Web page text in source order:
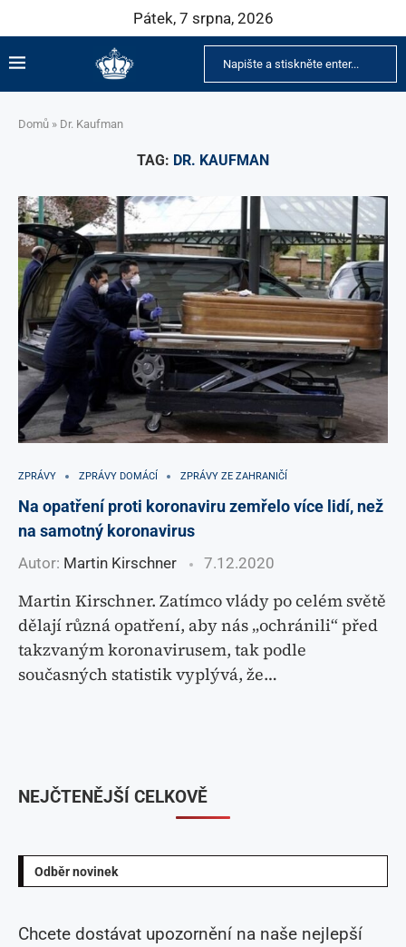
Pátek, 7 srpna, 2026
Domů » Dr. Kaufman
TAG: DR. KAUFMAN
ZPRÁVY ZPRÁVY DOMÁCÍ ZPRÁVY ZE ZAHRANIČÍ
Na opatření proti koronaviru zemřelo více lidí, než
na samotný koronavirus
Autor: Martin Kirschner 7.12.2020
Martin Kirschner. Zatímco vlády po celém světě
dělají různá opatření, aby nás „ochránili“ před
takzvaným koronavirusem, tak podle
současných statistik vyplývá, že…
Odběr novinek
Chcete dostávat upozornění na naše nejlepší
NEJČTENĚJŠÍ CELKOVĚ